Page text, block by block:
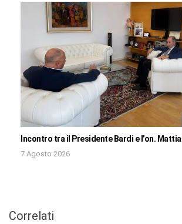
Incontro tra il Presidente Bardi e l’on. Mattia
7 Agosto 2026
Correlati